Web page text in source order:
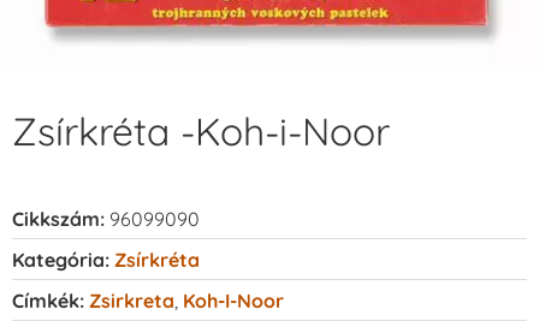
Zsírkréta -Koh-i-Noor
Cikkszám: 96099090
Kategória: Zsírkréta
Címkék: Zsirkreta Koh-I-Noor